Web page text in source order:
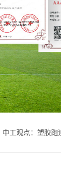
中工观点：塑胶跑